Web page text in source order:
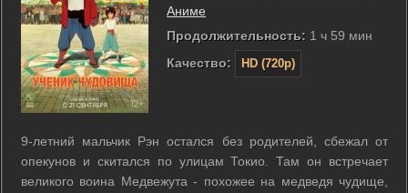
Аниме
Продолжительность: 1 ч 59 мин
Качество:
HD (720p)
9-летний мальчик Рэн остался без родителей, сбежал от
опекунов и скитался по улицам Токио. Там он встречает
великого воина Медвежута - похожее на медведя чудище,